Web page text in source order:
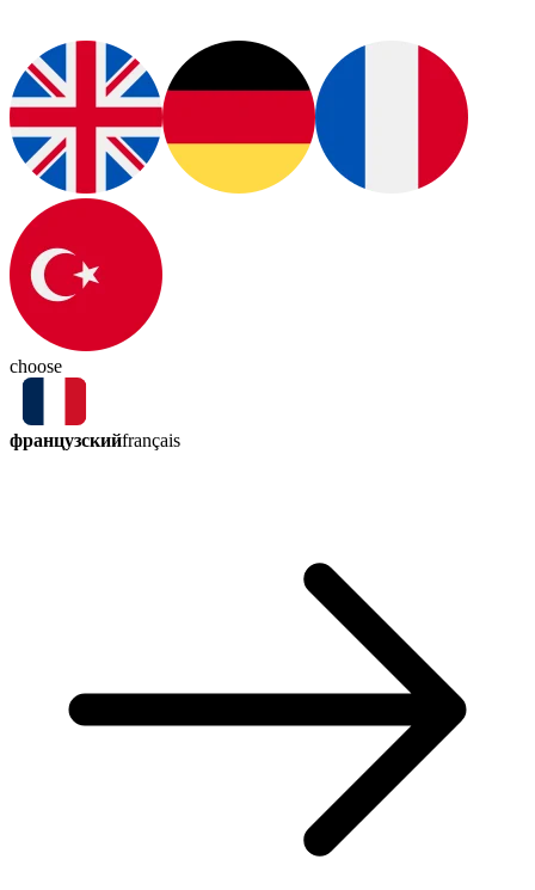
choose
французскийfrançais